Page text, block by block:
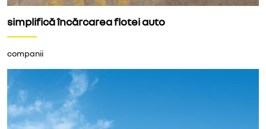
simplifică încărcarea flotei auto
companii